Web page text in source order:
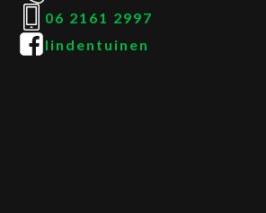
06 2161 2997
lindentuinen